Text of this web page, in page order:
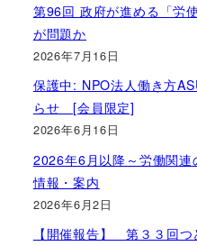
第96回 政府が進める「労
が問題か
2026年7月16日
保護中: NPO法人働き方
らせ [会員限定]
2026年6月16日
2026年6月以降～労働関
情報・案内
2026年6月2日
【開催報告】 第３３回